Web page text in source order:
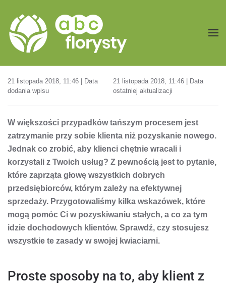
Przejdź do treści głównej
21 listopada 2018, 11:46 | Data
dodania wpisu
21 listopada 2018, 11:46 | Data
ostatniej aktualizacji
W większości przypadków tańszym procesem jest
zatrzymanie przy sobie klienta niż pozyskanie nowego.
Jednak co zrobić, aby klienci chętnie wracali i
korzystali z Twoich usług? Z pewnością jest to pytanie,
które zaprząta głowę wszystkich dobrych
przedsiębiorców, którym zależy na efektywnej
sprzedaży. Przygotowaliśmy kilka wskazówek, które
mogą pomóc Ci w pozyskiwaniu stałych, a co za tym
idzie dochodowych klientów. Sprawdź, czy stosujesz
wszystkie te zasady w swojej kwiaciarni.
Proste sposoby na to, aby klient z